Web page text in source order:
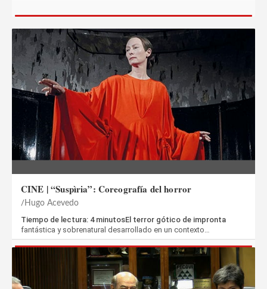
CINE | “Suspìria”: Coreografía del horror
Hugo Acevedo
Tiempo de lectura: 4 minutosEl terror gótico de impronta
fantástica y sobrenatural desarrollado en un contexto…